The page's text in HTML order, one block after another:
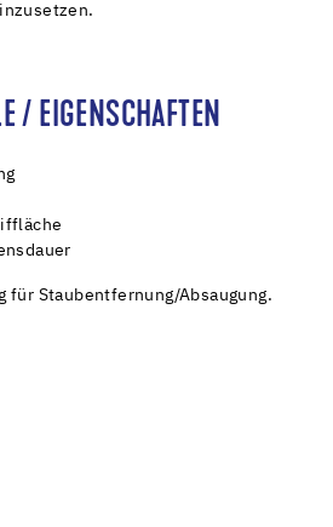
/ EIGENSCHAFTEN
für Staubentfernung/Absaugung.